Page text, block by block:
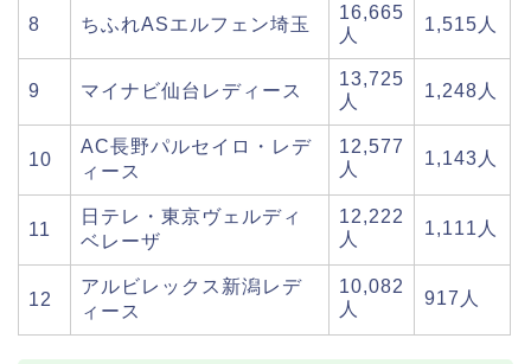
8 ちふれASエルフェン埼玉
16,665
人
1,515人
9 マイナビ仙台レディース
13,725
人
1,248人
10
AC長野パルセイロ・レデ
ィース
12,577
人
1,143人
11
日テレ・東京ヴェルディ
ベレーザ
12,222
人
1,111人
12
アルビレックス新潟レデ
ィース
10,082
人
917人